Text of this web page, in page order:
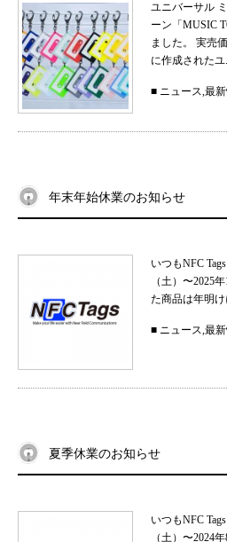
ユニバーサル
ーン「MUSIC
ました。 実売
に作成された
■ ニュース,最
年末年始休業のお知らせ
いつもNFC
（土）〜2025
た商品は年明
■ ニュース,最
夏季休業のお知らせ
いつもNFC
（土）〜2024